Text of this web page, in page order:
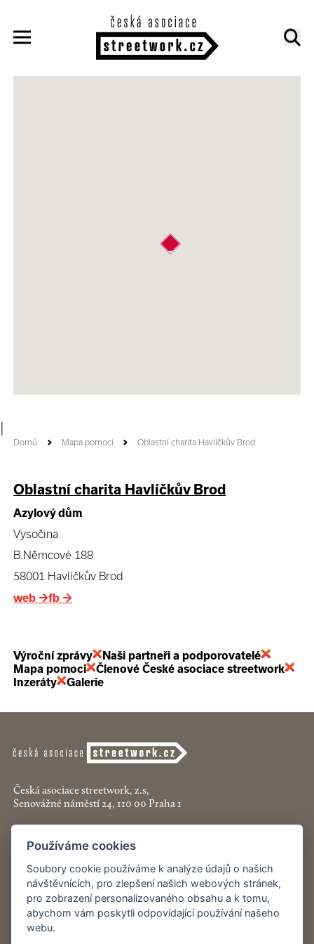
Domů Mapa pomoci Oblastní charita Havlíčkův Brod
Oblastní charita Havlíčkův Brod
Azylový dům
Vysočina
B.Němcové 188
58001 Havlíčkův Brod
web →fb →
Výroční zprávy
Naši partneři a podporovatelé
Mapa pomoci
Členové České asociace streetwork
Inzeráty
Galerie
Česká asociace streetwork, z.s,
Senovážné náměstí 24, 110 00 Praha 1
+420 774 913 777
asociace@streetwork.cz
Nastavení cookies
Restartshop.cz
Používáme cookies
Soubory cookie používáme k analýze údajů o našich
návštěvnících, pro zlepšení našich webových stránek,
pro zobrazení personalizovaného obsahu a k tomu,
abychom vám poskytli odpovídající používání našeho
webu.